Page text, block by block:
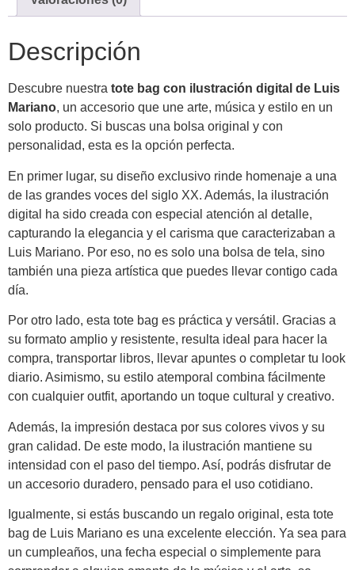
Descripción
Descubre nuestra tote bag con ilustración digital de Luis
Mariano, un accesorio que une arte, música y estilo en un
solo producto. Si buscas una bolsa original y con
personalidad, esta es la opción perfecta.
En primer lugar, su diseño exclusivo rinde homenaje a una
de las grandes voces del siglo XX. Además, la ilustración
digital ha sido creada con especial atención al detalle,
capturando la elegancia y el carisma que caracterizaban a
Luis Mariano. Por eso, no es solo una bolsa de tela, sino
también una pieza artística que puedes llevar contigo cada
día.
Por otro lado, esta tote bag es práctica y versátil. Gracias a
su formato amplio y resistente, resulta ideal para hacer la
compra, transportar libros, llevar apuntes o completar tu look
diario. Asimismo, su estilo atemporal combina fácilmente
con cualquier outfit, aportando un toque cultural y creativo.
Además, la impresión destaca por sus colores vivos y su
gran calidad. De este modo, la ilustración mantiene su
intensidad con el paso del tiempo. Así, podrás disfrutar de
un accesorio duradero, pensado para el uso cotidiano.
Igualmente, si estás buscando un regalo original, esta tote
bag de Luis Mariano es una excelente elección. Ya sea para
un cumpleaños, una fecha especial o simplemente para